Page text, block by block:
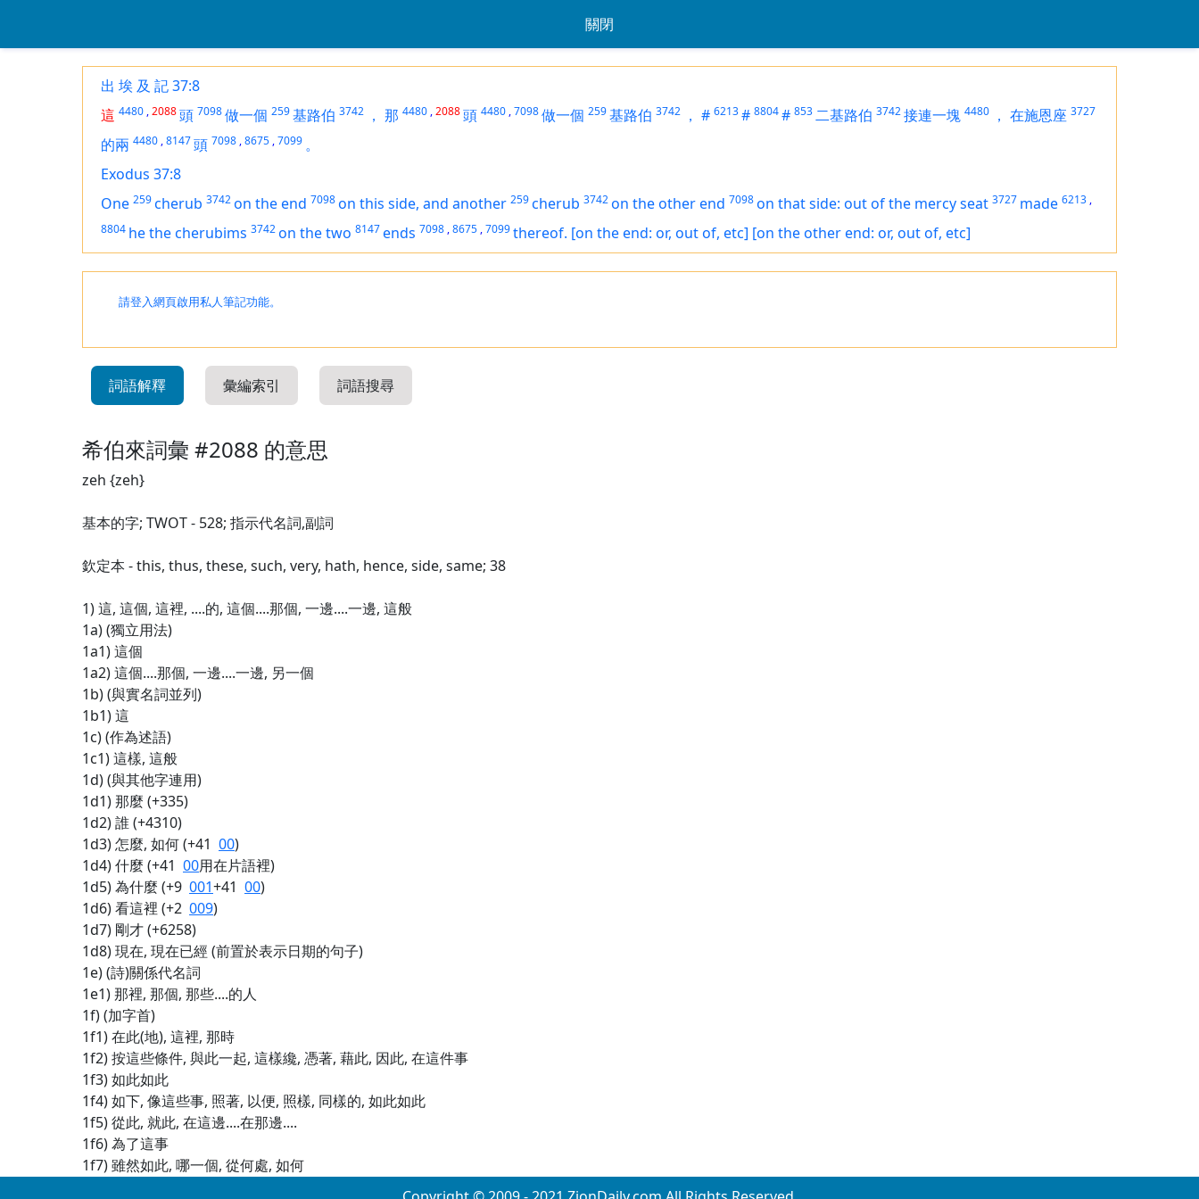
關閉
出 埃 及 記 37:8
這 4480 ,2088頭 7098做一個 259基路伯 3742 ， 那 4480 ,2088頭 4480 ,7098做一個 259基路伯 3742 ， # 6213# 8804# 853二基路伯 3742接連一塊 4480 ， 在施恩座 3727
的兩 4480 ,8147頭 7098 ,8675 ,7099 。
Exodus 37:8
One 259cherub 3742on the end 7098on this side, and another 259cherub 3742on theotherend 7098on that side: out of the mercy seat 3727 made 6213 ,
8804 he the cherubims 3742on the two 8147ends 7098 ,8675 ,7099thereof. [on the end: or, out of, etc] [on the other end: or, out of, etc]
請登入網頁啟用私人筆記功能。
詞語解釋 彙編索引 詞語搜尋
希伯來詞彙 #2088 的意思
zeh {zeh}
基本的字; TWOT - 528; 指示代名詞,副詞
欽定本 - this, thus, these, such, very, hath, hence, side, same; 38
1) 這, 這個, 這裡, ....的, 這個....那個, 一邊....一邊, 這般
1a) (獨立用法)
1a1) 這個
1a2) 這個....那個, 一邊....一邊, 另一個
1b) (與實名詞並列)
1b1) 這
1c) (作為述語)
1c1) 這樣, 這般
1d) (與其他字連用)
1d1) 那麼 (+335)
1d2) 誰 (+4310)
1d3) 怎麼, 如何 (+41 00)
1d4) 什麼 (+41 00用在片語裡)
1d5) 為什麼 (+9 001+41 00)
1d6) 看這裡 (+2 009)
1d7) 剛才 (+6258)
1d8) 現在, 現在已經 (前置於表示日期的句子)
1e) (詩)關係代名詞
1e1) 那裡, 那個, 那些....的人
1f) (加字首)
1f1) 在此(地), 這裡, 那時
1f2) 按這些條件, 與此一起, 這樣纔, 憑著, 藉此, 因此, 在這件事
1f3) 如此如此
1f4) 如下, 像這些事, 照著, 以便, 照樣, 同樣的, 如此如此
1f5) 從此, 就此, 在這邊....在那邊....
1f6) 為了這事
1f7) 雖然如此, 哪一個, 從何處, 如何